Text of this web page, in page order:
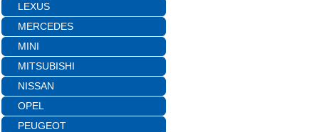
LEXUS
MERCEDES
MINI
MITSUBISHI
NISSAN
OPEL
PEUGEOT